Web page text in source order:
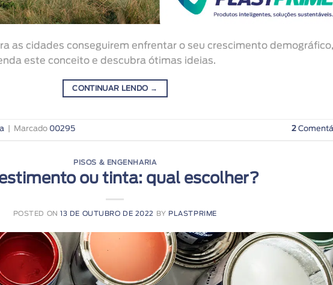
as cidades conseguirem enfrentar o seu crescimento
este conceito e descubra ótimas ideias.
CONTINUAR LENDO →
Marcado 00295 2
PISOS & ENGENHARIA
ou tinta: qual escolher?
POSTED ON13 DE OUTUBRO DE 2022 BY PLASTPRIME